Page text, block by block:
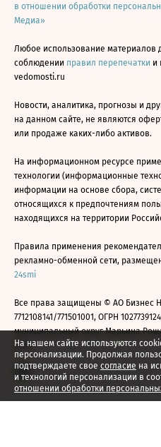
На нашем сайте используются
персонализации. Продолжая
подтверждаете свое согласие на
и технологий персонализации в
отношении обработки
в отношении обработки
Медиа»
Любое использование материалов
соблюдении правил перепечатки и
vedomosti.ru
Новости, аналитика, прогнозы и
на данном сайте, не являются
или продаже каких-либо активов.
На информационном ресурсе
технологии (информационные
информации на основе сбора,
относящихся к предпочтениям
находящихся на территории
Правила применения
рекламно-обменной сети,
24smi
Все права защищены © АО Бизнес
7712108141/771501001, ОГРН
муниципальный округ Марьина
2026